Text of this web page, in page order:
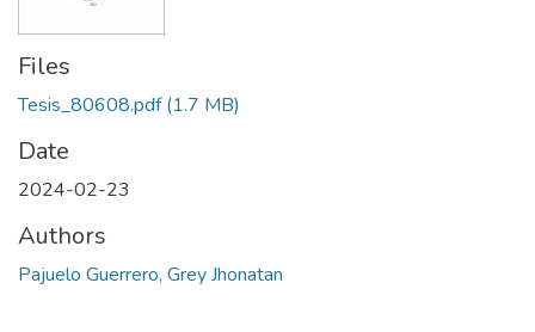
Files
Tesis_80608.pdf(1.7 MB)
Date
2024-02-23
Authors
Pajuelo Guerrero, Grey Jhonatan